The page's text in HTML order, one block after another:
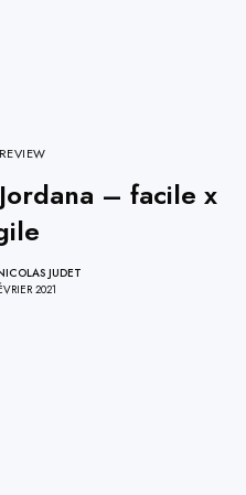
REVIEW
– facile x
JUDET
2021